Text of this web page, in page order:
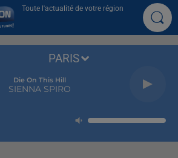
Toute l'actualité de votre région
Die On This Hill
SIENNA SPIRO
PARIS